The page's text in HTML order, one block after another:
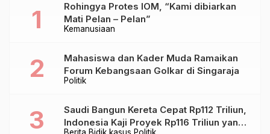
Kemanusiaan
Rohingya Protes IOM, “Kami dibiarkan
Mati Pelan – Pelan”
Politik
Mahasiswa dan Kader Muda Ramaikan
Forum Kebangsaan Golkar di Singaraja
Saudi Bangun Kereta Cepat Rp112 Triliun,
Indonesia Kaji Proyek Rp116 Triliun yang